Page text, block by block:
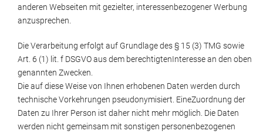
anderen Webseiten mit gezielter, interessenbezogener Werbung
anzusprechen.
Die Verarbeitung erfolgt auf Grundlage des § 15 (3) TMG sowie
Art. 6 (1) lit. f DSGVO aus dem berechtigtenInteresse an den oben
genannten Zwecken.
Die auf diese Weise von Ihnen erhobenen Daten werden durch
technische Vorkehrungen pseudonymisiert. EineZuordnung der
Daten zu Ihrer Person ist daher nicht mehr möglich. Die Daten
werden nicht gemeinsam mit sonstigen personenbezogenen